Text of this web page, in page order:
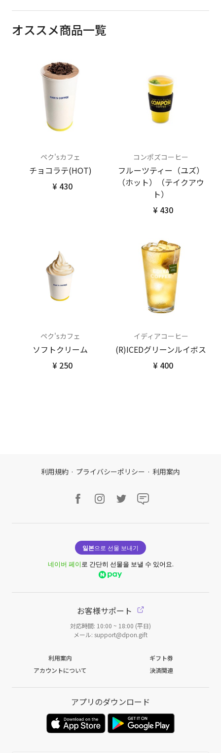
オススメ商品一覧
ペク'sカフェ
チョコラテ(HOT)
¥ 430
コンポズコーヒー
フルーツティー（ユズ）
（ホット）（テイクアウ
ト）
¥ 430
ペク'sカフェ
ソフトクリーム
¥ 250
イディアコーヒー
(R)ICEDグリーンルイボス
¥ 400
利用規約 · プライバシーポリシー · 利用案内
일본으로 선물 보내기
네이버 페이로 간단히 선물을 보낼 수 있어요.
お客様サポート
対応時間: 10:00 ~ 18:00 (平日)
メール: support@dpon.gift
利用案内
ギフト券
アカウントについて
決済関連
アプリのダウンロード